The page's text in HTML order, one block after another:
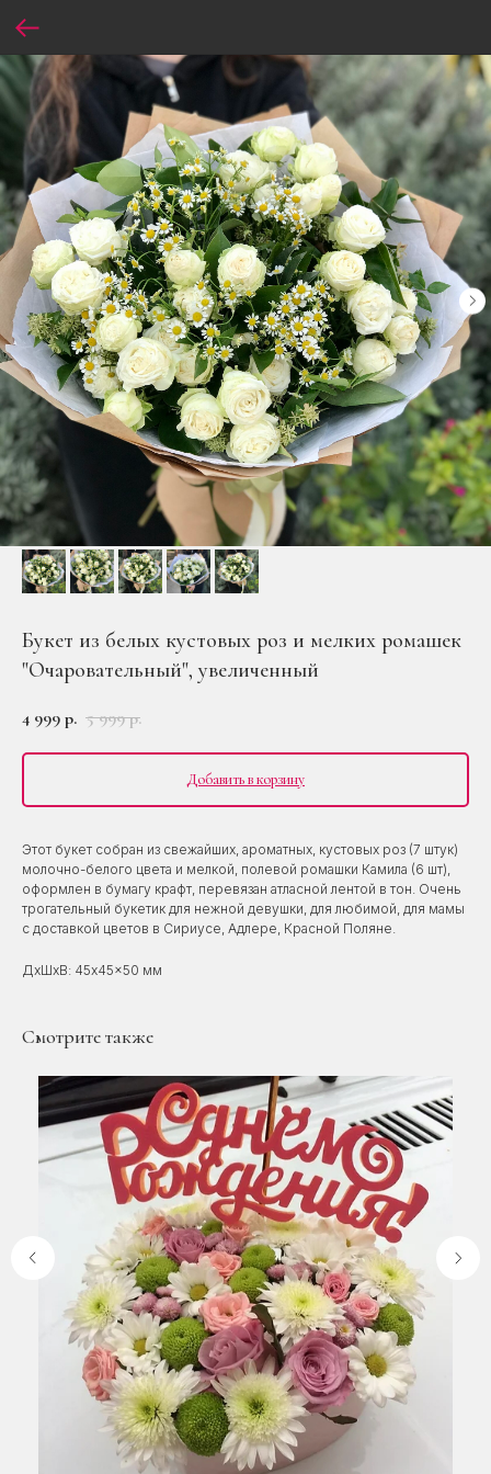
Букет из белых кустовых роз и мелких ромашек
"Очаровательный", увеличенный
4 999 р. 5 999 р.
Добавить в корзину
Этот букет собран из свежайших, ароматных, кустовых роз (7 штук)
молочно-белого цвета и мелкой, полевой ромашки Камила (6 шт),
оформлен в бумагу крафт, перевязан атласной лентой в тон. Очень
трогательный букетик для нежной девушки, для любимой, для мамы
с доставкой цветов в Сириусе, Адлере, Красной Поляне.
ДxШxВ: 45x45x50 мм
Смотрите также